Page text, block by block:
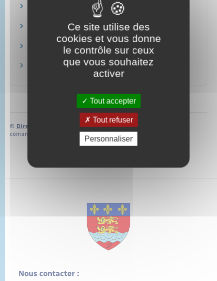
Papiers – Citoyenneté – Élections
Actes d'état civil
Papiers – Citoyenneté – Élections
Livret de famille
Papiers – Citoyenneté – Élections
Allocation versée en cas de décès d'un enfant
© Direction de l’information légale et administrative
comarquage developpé parbaseo.io
Nous contacter :
Ce site utilise des
cookies et vous donne
le contrôle sur ceux
que vous souhaitez
activer
Tout accepter
Tout refuser
Personnaliser